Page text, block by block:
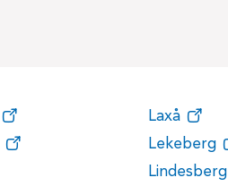
Laxå
Lekeberg
Lindesberg